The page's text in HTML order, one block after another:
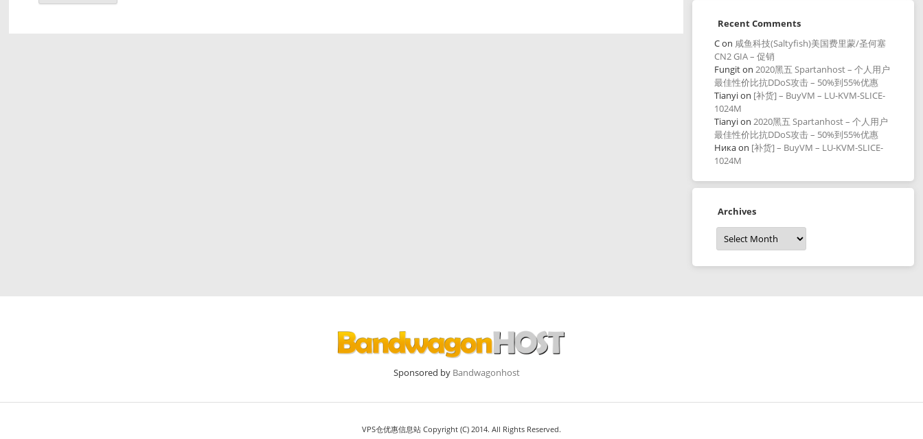
Recent Comments
Con 咸鱼科技(Saltyfish)美国费里蒙/圣何塞
CN2 GIA – 促销
Fungiton2020黑五 Spartanhost – 个人用户
最佳性价比抗DDoS攻击 – 50%到55%优惠
Tianyion [补货] – BuyVM – LU-KVM-SLICE-
1024M
Tianyion2020黑五 Spartanhost – 个人用户
最佳性价比抗DDoS攻击 – 50%到55%优惠
Никаon [补货] – BuyVM – LU-KVM-SLICE-
1024M
Archives
Archives
Sponsored by Bandwagonhost
VPS仓优惠信息站 Copyright (C) 2014. All Rights Reserved.